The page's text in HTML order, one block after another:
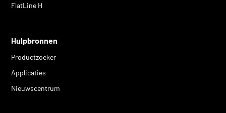
FlatLine H
Hulpbronnen
Productzoeker
Applicaties
Nieuwscentrum